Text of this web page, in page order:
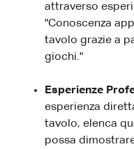
attraverso
"Conoscenza
tavolo grazie a
giochi."
Esperienze
esperienza
tavolo, elenca
possa